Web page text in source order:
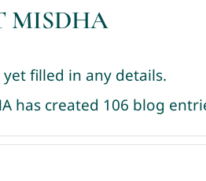
MISDHA
filled in any details.
has created 106 blog